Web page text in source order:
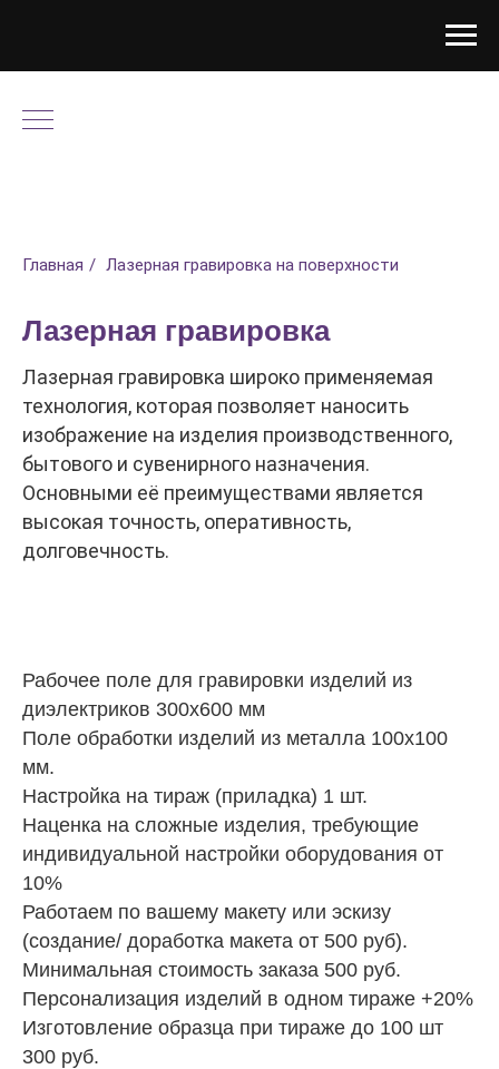
Главная / Лазерная гравировка на поверхности
Лазерная гравировка
Лазерная гравировка широко применяемая
технология, которая позволяет наносить
изображение на изделия производственного,
бытового и сувенирного назначения.
Основными её преимуществами является
высокая точность, оперативность,
долговечность.
Рабочее поле для гравировки изделий из
диэлектриков 300х600 мм
Поле обработки изделий из металла 100х100
мм.
Настройка на тираж (приладка) 1 шт.
Наценка на сложные изделия, требующие
индивидуальной настройки оборудования от
10%
Работаем по вашему макету или эскизу
(создание/ доработка макета от 500 руб).
Минимальная стоимость заказа 500 руб.
Персонализация изделий в одном тираже +20%
Изготовление образца при тираже до 100 шт
300 руб.